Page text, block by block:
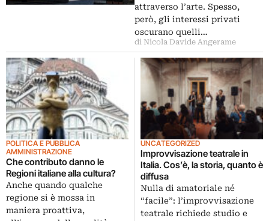
attraverso l’arte. Spesso,
però, gli interessi privati
oscurano quelli…
di Nicola Davide Angerame
POLITICA E PUBBLICA
AMMINISTRAZIONE
Che contributo danno le
Regioni italiane alla cultura?
Anche quando qualche
regione si è mossa in
maniera proattiva,
UNCATEGORIZED
Improvvisazione teatrale in
Italia. Cos’è, la storia, quanto è
diffusa
Nulla di amatoriale né
“facile”: l’improvvisazione
teatrale richiede studio e